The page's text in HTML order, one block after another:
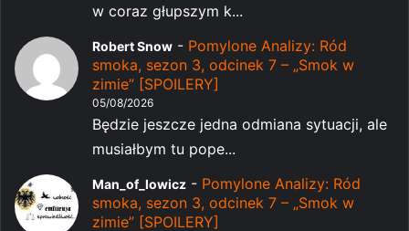
w coraz głupszym k...
Robert Snow - Pomylone Analizy: Ród
smoka, sezon 3, odcinek 7 – „Smok w
zimie” [SPOILERY]
05/08/2026
Będzie jeszcze jedna odmiana sytuacji, ale
musiałbym tu pope...
Man_of_lowicz - Pomylone Analizy: Ród
smoka, sezon 3, odcinek 7 – „Smok w
zimie” [SPOILERY]